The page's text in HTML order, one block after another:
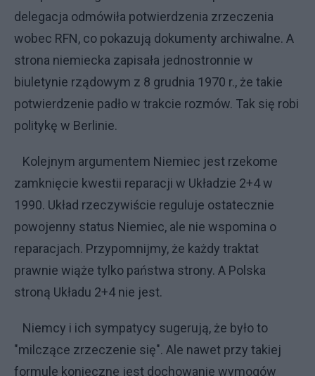
delegacja odmówiła potwierdzenia zrzeczenia
wobec RFN, co pokazują dokumenty archiwalne. A
strona niemiecka zapisała jednostronnie w
biuletynie rządowym z 8 grudnia 1970 r., że takie
potwierdzenie padło w trakcie rozmów. Tak się robi
politykę w Berlinie.
Kolejnym argumentem Niemiec jest rzekome
zamknięcie kwestii reparacji w Układzie 2+4 w
1990. Układ rzeczywiście reguluje ostatecznie
powojenny status Niemiec, ale nie wspomina o
reparacjach. Przypomnijmy, że każdy traktat
prawnie wiąże tylko państwa strony. A Polska
stroną Układu 2+4 nie jest.
Niemcy i ich sympatycy sugerują, że było to
"milczące zrzeczenie się". Ale nawet przy takiej
formule konieczne jest dochowanie wymogów